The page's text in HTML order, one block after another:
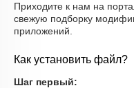
Приходите к нам на
свежую подборку
приложений.
Как установить файл?
Шаг первый: